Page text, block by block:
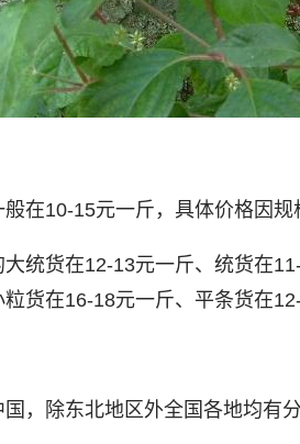
般在10-15元一斤，具体价格因
大统货在12-13元一斤、统货在
货在16-18元一斤、平条货在12-
国，除东北地区外全国各地均有